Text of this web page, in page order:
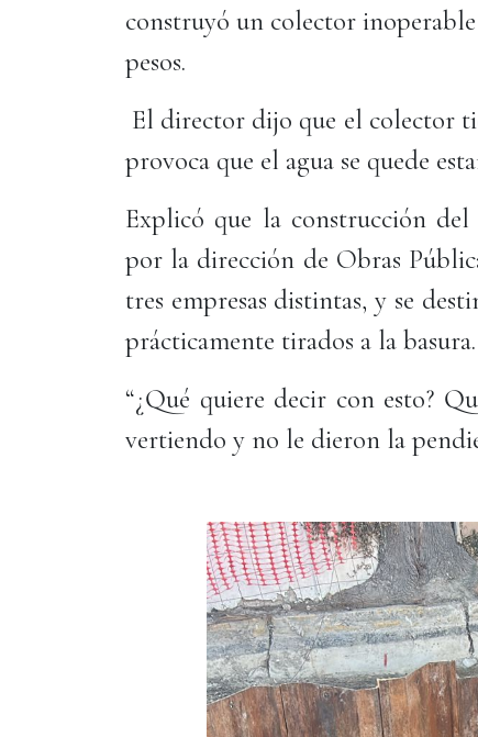
construyó un colector
pesos.
El director dijo que el colector
provoca que el agua se quede
Explicó que la construcción
por la dirección de Obras
tres empresas distintas, y se
prácticamente tirados a la basura.
“¿Qué quiere decir con esto?
vertiendo y no le dieron la